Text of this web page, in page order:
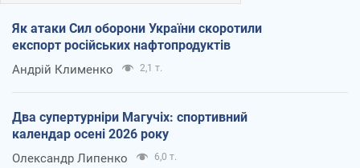
Як атаки Сил оборони України скоротили
експорт російських нафтопродуктів
Андрій Клименко 2,1 т.
Два супертурніри Магучіх: спортивний
календар осені 2026 року
Олександр Липенко 6,0 т.